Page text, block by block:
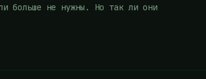
больше не нужны. Но так ли они